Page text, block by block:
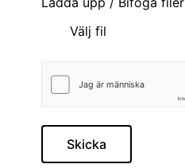
Välj fil
Skicka